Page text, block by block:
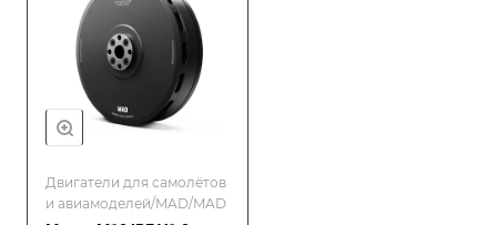
Двигатели для самолётов
и авиамоделей/MAD/MAD